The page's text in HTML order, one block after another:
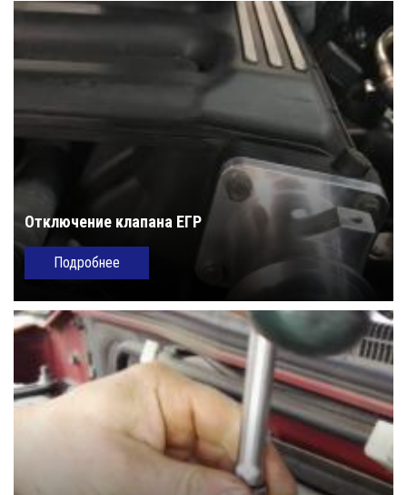
Отключение клапана ЕГР
Подробнее